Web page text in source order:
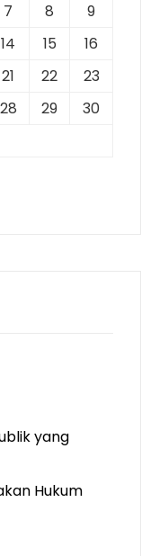
7 8
9
14 15
16
21 22
23
28 29
30
yang
Hukum